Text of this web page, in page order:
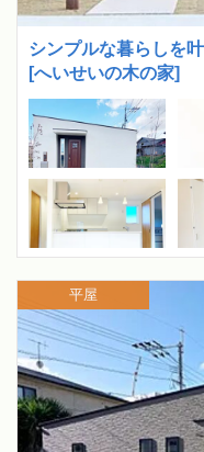
シンプルな暮らしを
[へいせいの木の家]
平屋